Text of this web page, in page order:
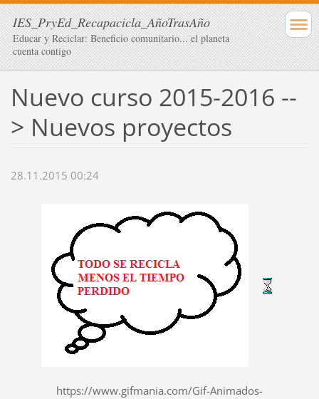
IES_PryEd_Recapacicla_AñoTrasAño
Educar y Reciclar: Beneficio comunitario... el planeta
cuenta contigo
Nuevo curso 2015-2016 --
> Nuevos proyectos
28.11.2015 00:24
https://www.gifmania.com/Gif-Animados-